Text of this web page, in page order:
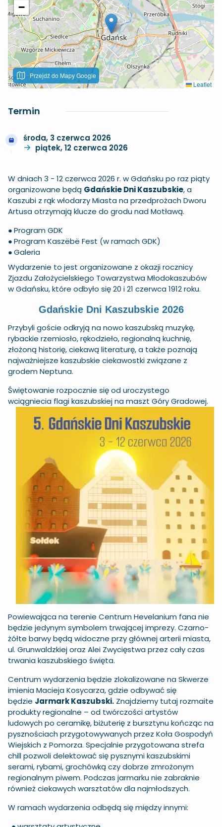
−
Przejdź do Mapy Google
Leaflet
Termin
środa, 3 czerwca 2026
piątek, 12 czerwca 2026
W dniach 3 - 12 czerwca 2026 r. w Gdańsku po raz piąty
organizowane będą Gdańskie Dni Kaszubskie, a
Kaszubi z rąk włodarzy Miasta na przedprożach Dworu
Artusa otrzymają klucze do grodu nad Motławą.
●Program GDK
●Program Kaszëbë Fest (w ramach GDK)
●Galeria
Wydarzenie to jest organizowane z okazji rocznicy
Zjazdu Założycielskiego Towarzystwa Młodokaszubów
w Gdańsku, które odbyło się 20 i 21 czerwca 1912 roku.
Gdańskie Dni Kaszubskie 2026
Przybyli goście odkryją na nowo kaszubską muzykę,
rybackie rzemiosło, rękodzieło, regionalną kuchnię,
złożoną historię, ciekawą literaturę, a także poznają
najważniejsze kaszubskie ciekawostki związane z
grodem Neptuna.
Świętowanie rozpocznie się od uroczystego
wciągniecia flagi kaszubskiej namaszt Góry Gradowej.
Powiewająca na terenie Centrum Hevelanium fana nie
będzie jedynym symbolem trwającej imprezy. Czarno-
żółte barwy będą widoczne przy głównej arterii miasta,
ul. Grunwaldzkiej oraz Alei Zwycięstwa przez cały czas
trwania kaszubskiego święta.
Centrum wydarzenia będzie zlokalizowane na Skwerze
imienia Macieja Kosycarza, gdzie odbywać się
będzie Jarmark Kaszubski. Znajdziemy tutaj rozmaite
produkty regionalne – od twórczości artystów
ludowych po ceramikę, biżuterię z bursztynu kończąc na
pysznościach przygotowywanych przez Koła Gospodyń
Wiejskich z Pomorza. Specjalnie przygotowana strefa
chill pozwoli delektować się pysznymi kaszubskimi
serami, rybami, grochówką czy dobrze zmrożonym
regionalnym piwem. Podczas jarmarku nie zabraknie
również ciekawych warsztatów dla najmłodszych.
W ramach wydarzenia odbędą się między innymi: